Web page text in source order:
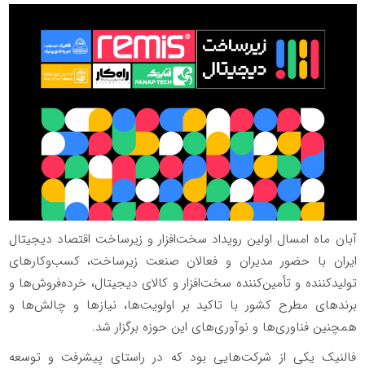
آبان ماه امسال اولین رویداد سخت‌افزار و زیرساخت اقتصاد دیجیتال
ایران با حضور مدیران و فعالان صنعت زیرساخت، کسب‌وکارهای
تولیدکننده و تأمین‌کننده سخت‌افزار و کالای دیجیتال، خرده‌فروش‌ها و
برندهای مطرح کشور با تاکید بر اولویت‌ها، نیازها و چالش‌ها و
همچنین فناوری‌ها و نوآوری‌های این حوزه برگزار شد.
فالنیک یکی از شرکت‌هایی بود که در راستای پیشرفت و توسعه